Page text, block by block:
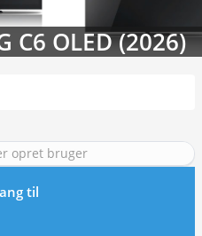
C6 OLED (2026)
opret bruger
til